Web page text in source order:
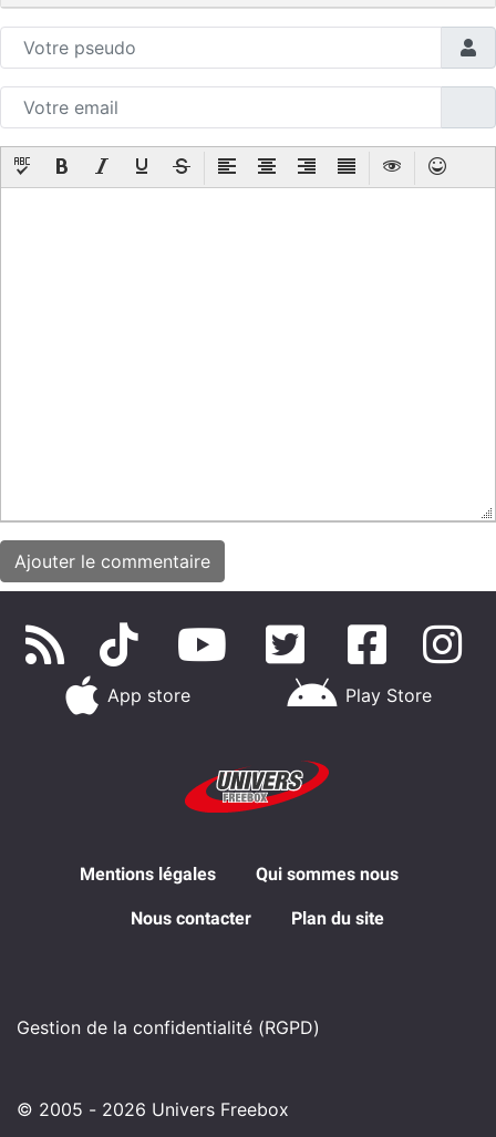
App store Play Store
Mentions légales Qui sommes nous
Nous contacter Plan du site
Gestion de la confidentialité (RGPD)
© 2005 - 2026 Univers Freebox